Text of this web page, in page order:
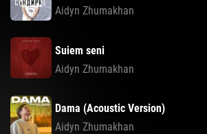
Aidyn Zhumakhan
Suiem seni
Aidyn Zhumakhan
Dama (Acoustic Version)
Aidyn Zhumakhan